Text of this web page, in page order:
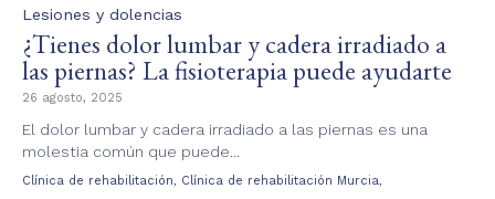
Category
Lesiones y dolencias
¿Tienes dolor lumbar y cadera irradiado a
las piernas? La fisioterapia puede ayudarte
26 agosto, 2025
El dolor lumbar y cadera irradiado a las piernas es una
molestia común que puede...
Tags
Clínica de rehabilitación, Clínica de rehabilitación Murcia,